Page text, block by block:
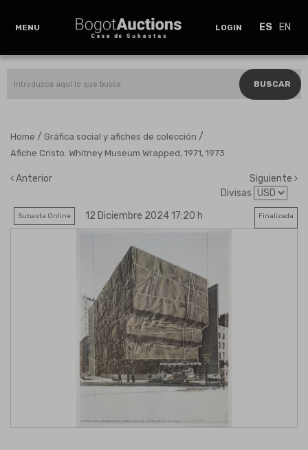
MENU LOGIN ES EN
BUSCAR
Home / Gráfica social y afiches de colección /
Afiche Cristo. Whitney Museum Wrapped, 1971, 1973
Anterior
Siguiente
Divisas
Subasta Online 12 Diciembre 2024 17:20 h Finalizada